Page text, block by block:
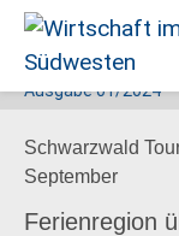
im
Südwesten
Ausgabe01/2024
Schwarzwald
September
Ferienregion